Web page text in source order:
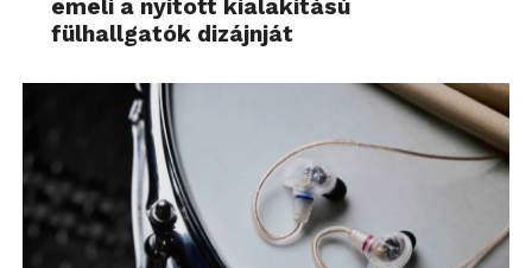
emeli a nyitott kialakítású
fülhallgatók dizájnját